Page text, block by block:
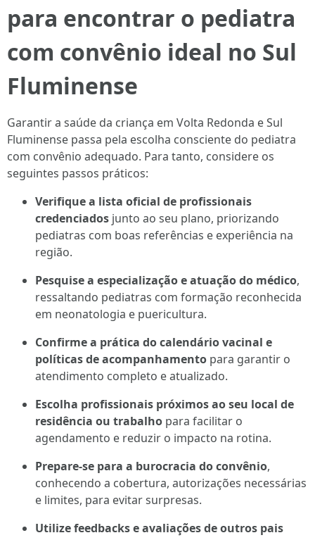
para encontrar o pediatra
com convênio ideal no Sul
Fluminense
Garantir a saúde da criança em Volta Redonda e Sul
Fluminense passa pela escolha consciente do pediatra
com convênio adequado. Para tanto, considere os
seguintes passos práticos:
Verifique a lista oficial de profissionais
credenciados junto ao seu plano, priorizando
pediatras com boas referências e experiência na
região.
Pesquise a especialização e atuação do médico,
ressaltando pediatras com formação reconhecida
em neonatologia e puericultura.
Confirme a prática do calendário vacinal e
políticas de acompanhamento para garantir o
atendimento completo e atualizado.
Escolha profissionais próximos ao seu local de
residência ou trabalho para facilitar o
agendamento e reduzir o impacto na rotina.
Prepare-se para a burocracia do convênio,
conhecendo a cobertura, autorizações necessárias
e limites, para evitar surpresas.
Utilize feedbacks e avaliações de outros pais